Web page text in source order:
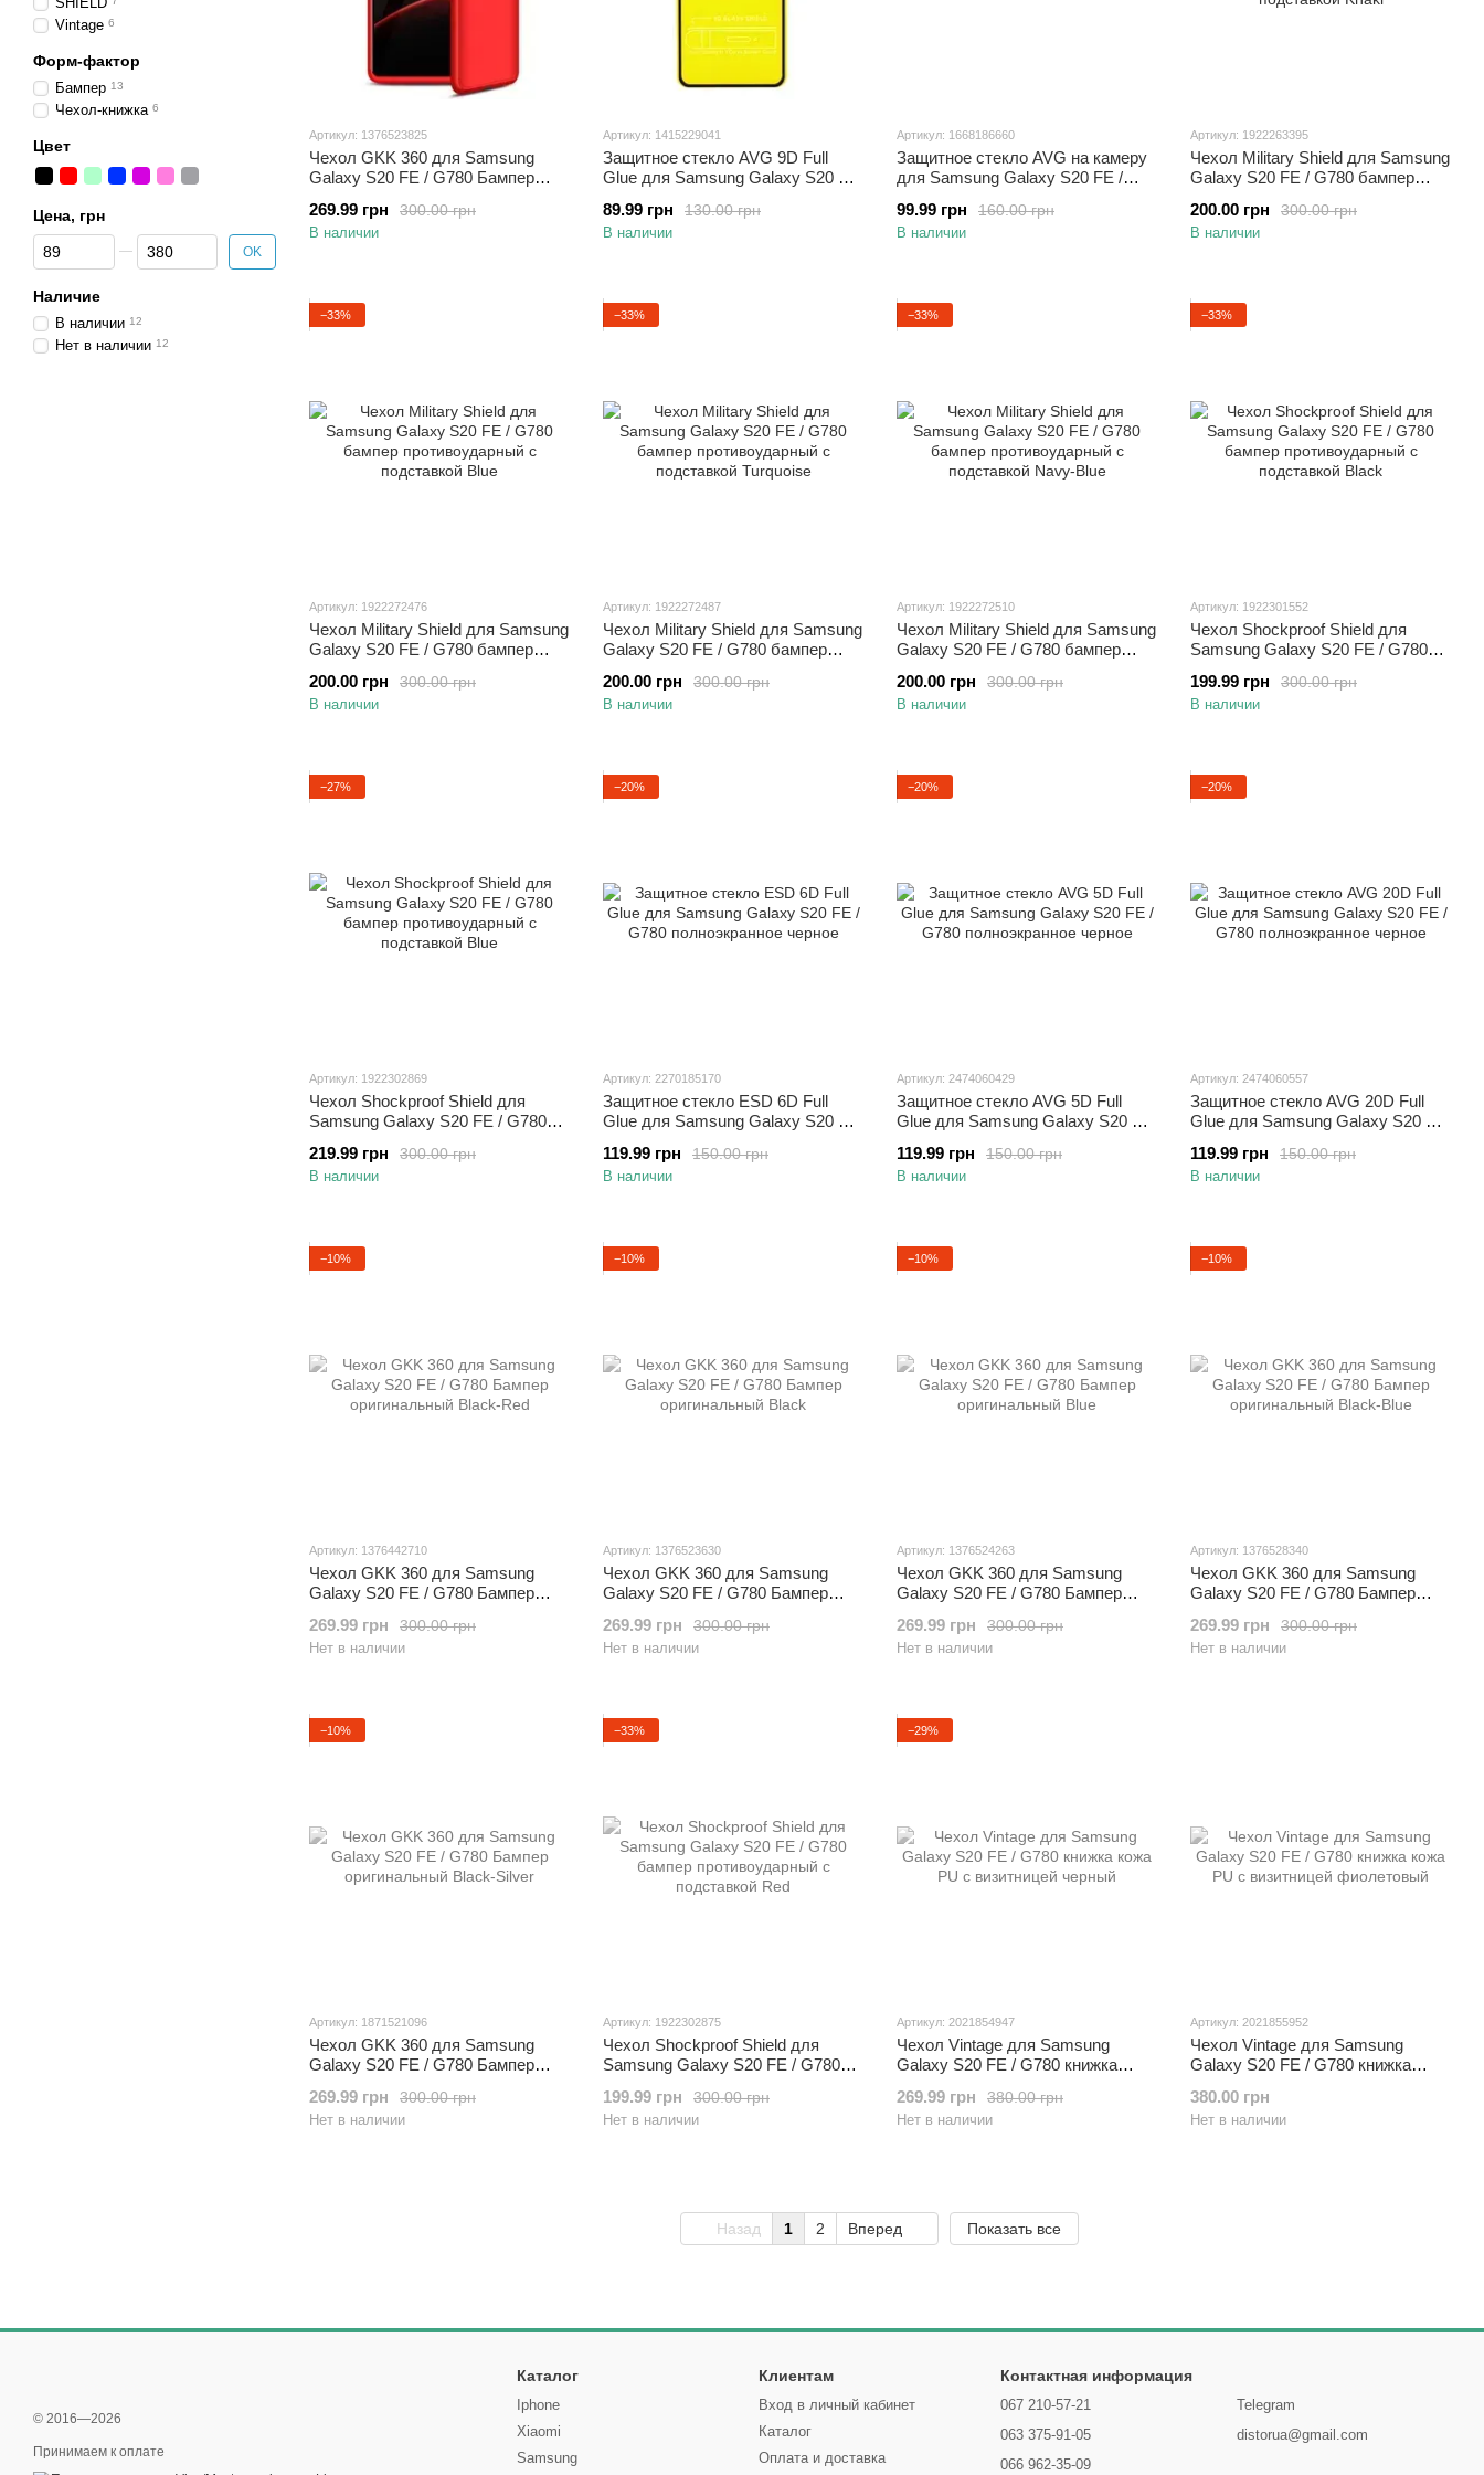
Артикул: 1376523825
Чехол GKK 360 для Samsung
Galaxy S20 FE / G780 Бампер
300.00 грн
269.99 грн
В наличии
Артикул: 1415229041
Защитное стекло AVG 9D Full
Glue для Samsung Galaxy S20 FE
130.00 грн
89.99 грн
В наличии
Артикул: 1668186660
Защитное стекло AVG на камеру
для Samsung Galaxy S20 FE /
160.00 грн
99.99 грн
В наличии
Артикул: 1922263395
Чехол Military Shield для Samsung
Galaxy S20 FE / G780 бампер
Khaki
300.00 грн
200.00 грн
В наличии
−33%
Артикул: 1922272476
Чехол Military Shield для Samsung
Galaxy S20 FE / G780 бампер
Blue
300.00 грн
200.00 грн
В наличии
−33%
Артикул: 1922272487
Чехол Military Shield для Samsung
Galaxy S20 FE / G780 бампер
Turquoise
300.00 грн
200.00 грн
В наличии
−33%
Артикул: 1922272510
Чехол Military Shield для Samsung
Galaxy S20 FE / G780 бампер
Navy-Blue
300.00 грн
200.00 грн
В наличии
−33%
Артикул: 1922301552
Чехол Shockproof Shield для
Samsung Galaxy S20 FE / G780
подставкой Black
300.00 грн
199.99 грн
В наличии
−27%
Артикул: 1922302869
Чехол Shockproof Shield для
Samsung Galaxy S20 FE / G780
подставкой Blue300.00 грн
219.99 грн
В наличии
−20%
Артикул: 2270185170
Защитное стекло ESD 6D Full
Glue для Samsung Galaxy S20 FE
150.00 грн
119.99 грн
В наличии
−20%
Артикул: 2474060429
Защитное стекло AVG 5D Full
Glue для Samsung Galaxy S20 FE
150.00 грн
119.99 грн
В наличии
−20%
Артикул: 2474060557
Защитное стекло AVG 20D Full
Glue для Samsung Galaxy S20 FE
150.00 грн
119.99 грн
В наличии
−10%
Артикул: 1376442710
Чехол GKK 360 для Samsung
Galaxy S20 FE / G780 Бампер
300.00 грн
269.99 грн
Нет в наличии
−10%
Артикул: 1376523630
Чехол GKK 360 для Samsung
Galaxy S20 FE / G780 Бампер
300.00 грн
269.99 грн
Нет в наличии
−10%
Артикул: 1376524263
Чехол GKK 360 для Samsung
Galaxy S20 FE / G780 Бампер
300.00 грн
269.99 грн
Нет в наличии
−10%
Артикул: 1376528340
Чехол GKK 360 для Samsung
Galaxy S20 FE / G780 Бампер
300.00 грн
269.99 грн
Нет в наличии
−10%
Артикул: 1871521096
Чехол GKK 360 для Samsung
Galaxy S20 FE / G780 Бампер
300.00 грн
269.99 грн
Нет в наличии
−33%
Артикул: 1922302875
Чехол Shockproof Shield для
Samsung Galaxy S20 FE / G780
подставкой Red300.00 грн
199.99 грн
Нет в наличии
−29%
Артикул: 2021854947
Чехол Vintage для Samsung
Galaxy S20 FE / G780 книжка
380.00 грн
269.99 грн
Нет в наличии
Артикул: 2021855952
Чехол Vintage для Samsung
Galaxy S20 FE / G780 книжка
фиолетовый
380.00 грн
Нет в наличии
Назад 1 2 Вперед Показать все
Vintage 6
Форм-фактор
Бампер 13
Чехол-книжка 6
Цвет
Цена, грн
От Цена, грн
До Цена, грн OK
Наличие
В наличии 12
Нет в наличии 12
© 2016—2026
Принимаем к оплате
Каталог
Iphone
Xiaomi
Samsung
Клиентам
Вход в личный кабинет
Каталог
Оплата и доставка
Контактная информация
067 210-57-21
063 375-91-05
066 962-35-09
Telegram
distorua@gmail.com